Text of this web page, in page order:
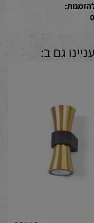
גם ב: